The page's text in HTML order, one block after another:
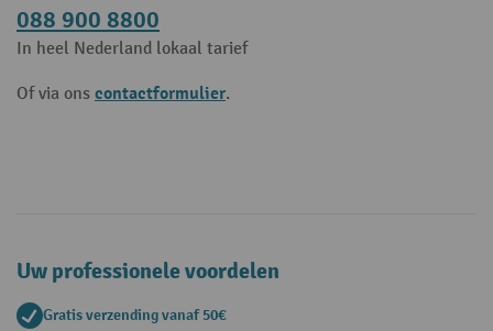
088 900 8800
In heel Nederland lokaal tarief
Of via ons contactformulier.
Uw professionele voordelen
Gratis verzending vanaf 50€